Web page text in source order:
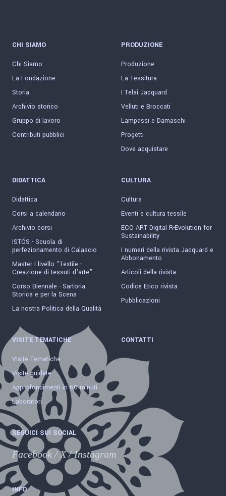
CHI SIAMO
Chi Siamo
La Fondazione
Storia
Archivio storico
Gruppo di lavoro
Contributi pubblici
PRODUZIONE
Produzione
La Tessitura
I Telai Jacquard
Velluti e Broccati
Lampassi e Damaschi
Progetti
Dove acquistare
DIDATTICA
Didattica
Corsi a calendario
Archivio corsi
ISTÓS - Scuola di
perfezionamento di Calascio
Master I livello "Textile -
Creazione di tessuti d'arte"
Corso Biennale - Sartoria
Storica e per la Scena
La nostra Politica della Qualità
CULTURA
Cultura
Eventi e cultura tessile
ECO ART Digital R-Evolution for
Sustainability
I numeri della rivista Jacquard e
Abbonamento
Articoli della rivista
Codice Etico rivista
Pubblicazioni
VISITE TEMATICHE
Visite Tematiche
Visite guidate
Approfondimenti in 60 minuti
Laboratori
CONTATTI
SEGUICI SUI SOCIAL
Facebook /X/Instagram
INFO